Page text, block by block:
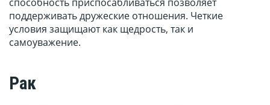
поддерживать дружеские отношения. Четкие
условия защищают как щедрость, так и
самоуважение.
Рак